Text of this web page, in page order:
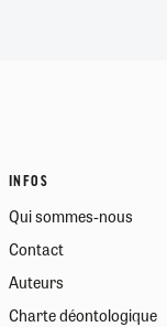
INFOS
Qui sommes-nous
Contact
Auteurs
Charte déontologique